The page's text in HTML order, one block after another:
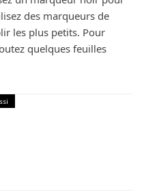
des marqueurs de
les plus petits. Pour
quelques feuilles